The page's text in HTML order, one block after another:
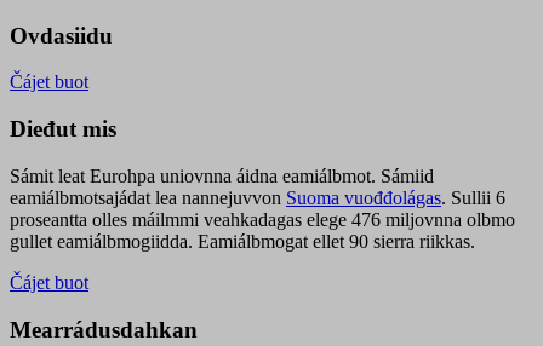
Ovdasiidu
Čájet buot
Dieđut mis
Sámit leat Eurohpa uniovnna áidna eamiálbmot. Sámiid
eamiálbmotsajádat lea nannejuvvon Suoma vuođđolágas. Sullii 6
proseantta olles máilmmi veahkadagas elege 476 miljovnna olbmo
gullet eamiálbmogiidda. Eamiálbmogat ellet 90 sierra riikkas.
Čájet buot
Mearrádusdahkan